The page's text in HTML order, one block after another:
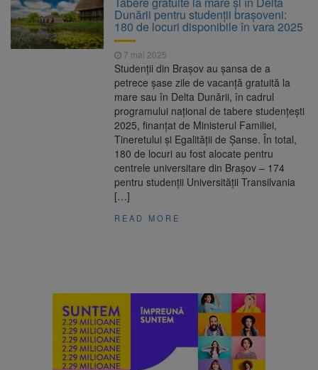
Ormeniș
6 august 2026
AUR a lansat platforma
suspeND.ro pentru urmărirea inițiativei de
suspendare a președintelui Nicușor Dan
Înalta Curte analizează
dosarul lui Călin Georgescu și Horațiu Potra.
Judecătorii decid dacă începe procesul
Strategia națională pentru
biodiversitate 2026-2030, adoptată de Senat.
Proiectul merge la promulgare
Dunării pentru studenții brașoveni:
180 de locuri disponibile în vara 2025
7 mai 2025
Studenții din Brașov au șansa de a
petrece șase zile de vacanță gratuită la
mare sau în Delta Dunării, în cadrul
programului național de tabere studențești
2025, finanțat de Ministerul Familiei,
Tineretului și Egalității de Șanse. În total,
180 de locuri au fost alocate pentru
centrele universitare din Brașov – 174
pentru studenții Universității Transilvania
[…]
READ MORE